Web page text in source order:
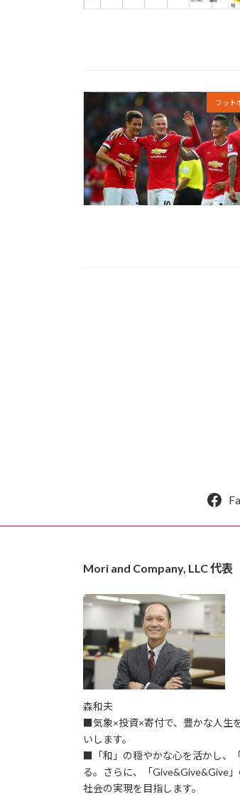
フット
Mori and Company, LLC 代表
森和夫
■気象×投資×寄付で、豊かな人生
いします。
■「和」の穏やかな心を活かし、
る。さらに、「Give&Give&Give
社会の実現を目指します。